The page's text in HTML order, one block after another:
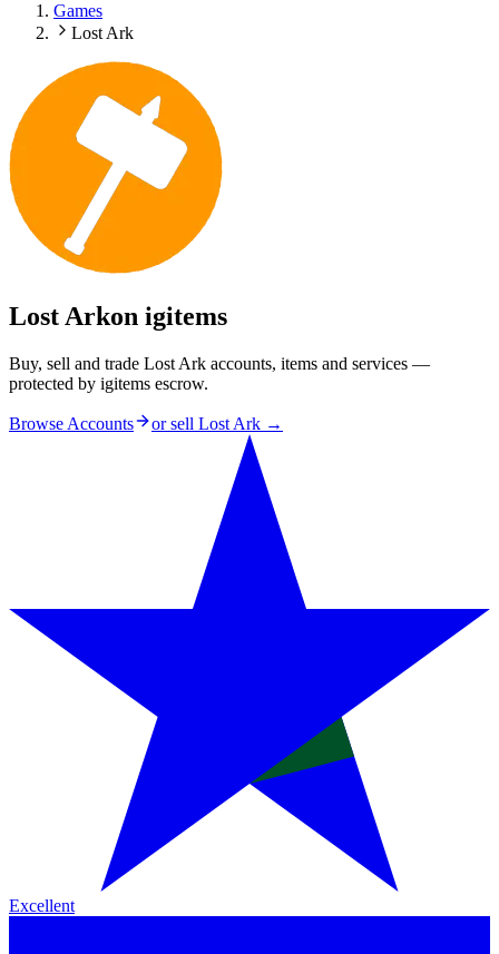
Games
Lost Ark
Lost Arkon igitems
Buy, sell and trade Lost Ark accounts, items and services —
protected by igitems escrow.
Browse Accounts or sell Lost Ark →
Excellent